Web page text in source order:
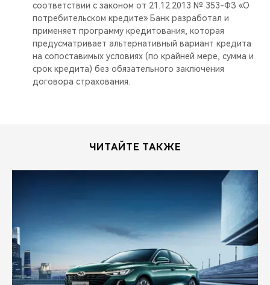
соответствии с законом от 21.12.2013 № 353-ФЗ «О
потребительском кредите» Банк разработал и
применяет программу кредитования, которая
предусматривает альтернативный вариант кредита
на сопоставимых условиях (по крайней мере, сумма и
срок кредита) без обязательного заключения
договора страхования.
ЧИТАЙТЕ ТАКЖЕ